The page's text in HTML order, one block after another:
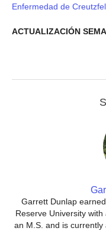
Enfermedad de
ACTUALIZACIÓN
Garrett Dunlap
Reserve University
an M.S. and is